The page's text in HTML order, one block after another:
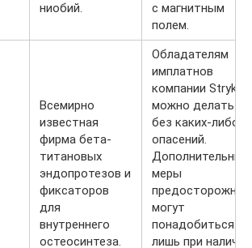
ниобий.
с магнитным
полем.
Всемирно
известная
фирма бета-
титановых
эндопротезов и
фиксаторов
для
внутреннего
остеосинтеза.
Обладателям
имплатнов
компании Stryker
можно делать
без каких-либо
опасений.
Дополнительные
меры
могут
понадобиться
лишь при наличии